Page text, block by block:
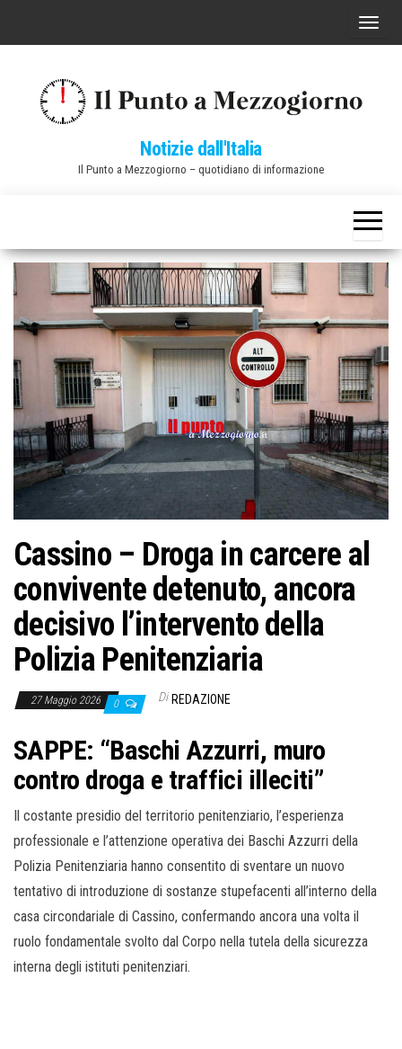
C
a
v
i
a
z
i
o
n
e
Notizie dall'Italia
Il Punto a Mezzogiorno – quotidiano di informazione
Cassino – Droga in carcere al
convivente detenuto, ancora
decisivo l’intervento della
Polizia Penitenziaria
27 Maggio 2026 0 Di REDAZIONE
SAPPE: “Baschi Azzurri, muro
contro droga e traffici illeciti”
Il costante presidio del territorio penitenziario, l’esperienza
professionale e l’attenzione operativa dei Baschi Azzurri della
Polizia Penitenziaria hanno consentito di sventare un nuovo
tentativo di introduzione di sostanze stupefacenti all’interno della
casa circondariale di Cassino, confermando ancora una volta il
ruolo fondamentale svolto dal Corpo nella tutela della sicurezza
interna degli istituti penitenziari.